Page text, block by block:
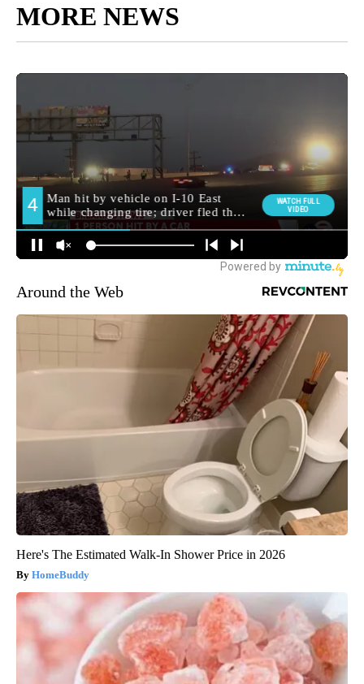
MORE NEWS
Around the Web
Here's The Estimated Walk-In Shower Price in 2026
HomeBuddy